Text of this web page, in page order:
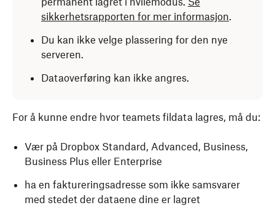
sikkerhetsrapporten for mer informasjon.
Du kan ikke velge plassering for den nye
serveren.
Dataoverføring kan ikke angres.
For å kunne endre hvor teamets fildata lagres, må du:
Vær på Dropbox Standard, Advanced, Business,
Business Plus eller Enterprise
ha en faktureringsadresse som ikke samsvarer
med stedet der dataene dine er lagret